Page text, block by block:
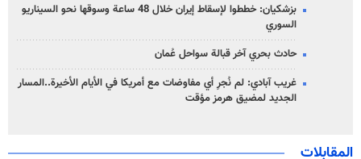
بزشكيان: خططوا لإسقاط إيران خلال 48 ساعة وسوقها نحو السيناريو
السوري
حادث بحري آخر قبالة سواحل عُمان
غريب آبادي: لم نُجرِ أي مفاوضات مع أمريكا في الأيام الأخيرة..المسار
الجديد لمضيق هرمز مؤقت
المقابلات